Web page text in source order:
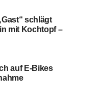
schlägt
mit Kochtopf –
auf E-Bikes